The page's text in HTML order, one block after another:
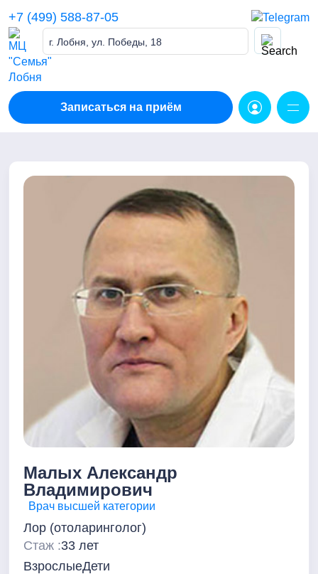
content
+7 (499) 588-87-05
г. Лобня, ул. Победы, 18
Записаться на приём
Малых Александр
Владимирович
Врач высшей категории
Лор (отоларинголог)
Стаж :33 лет
ВзрослыеДети